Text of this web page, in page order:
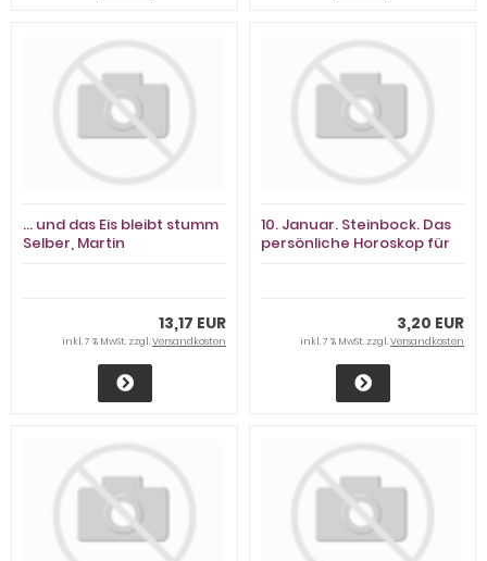
... und das Eis bleibt stumm
Selber, Martin
13,17 EUR
inkl. 7 % MwSt. zzgl.Versandkosten
10. Januar. Steinbock. Das
persönliche Horoskop für
3,20 EUR
inkl. 7 % MwSt. zzgl.Versandkosten